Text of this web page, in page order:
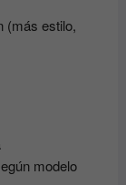
(más estilo,
modelo